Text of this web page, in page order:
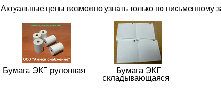
Актуальные цены возможно узнать только по письменному
Бумага ЭКГ рулонная
Бумага ЭКГ
складывающаяся